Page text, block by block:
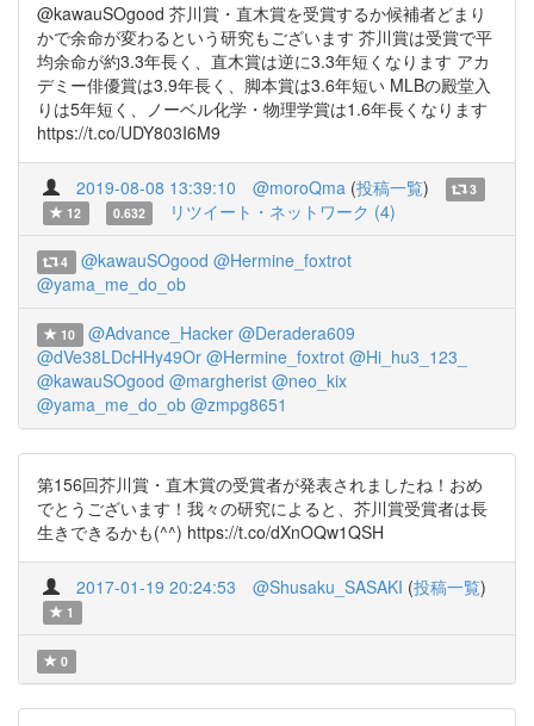
@kawauSOgood 芥川賞・直木賞を受賞するか候補者どまり
かで余命が変わるという研究もございます 芥川賞は受賞で平
均余命が約3.3年長く、直木賞は逆に3.3年短くなります アカ
デミー俳優賞は3.9年長く、脚本賞は3.6年短い MLBの殿堂入
りは5年短く、ノーベル化学・物理学賞は1.6年長くなります
https://t.co/UDY803I6M9
2019-08-08 13:39:10 @moroQma (投稿一覧)
3
12
0.632 リツイート・ネットワーク (4)
4 @kawauSOgood @Hermine_foxtrot
@yama_me_do_ob
10 @Advance_Hacker @Deradera609
@dVe38LDcHHy49Or @Hermine_foxtrot @Hi_hu3_123_
@kawauSOgood @margherist @neo_kix
@yama_me_do_ob @zmpg8651
第156回芥川賞・直木賞の受賞者が発表されましたね！おめ
でとうございます！我々の研究によると、芥川賞受賞者は長
生きできるかも(^^) https://t.co/dXnOQw1QSH
2017-01-19 20:24:53 @Shusaku_SASAKI (投稿一覧)
1
0